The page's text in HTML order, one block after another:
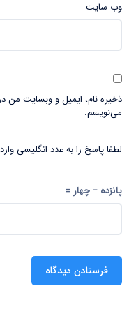
وب‌ سایت
ذخیره نام، ایمیل و وبسایت من
می‌نویسم.
لطفا پاسخ را به عدد انگلیسی
پانزده − چهار =